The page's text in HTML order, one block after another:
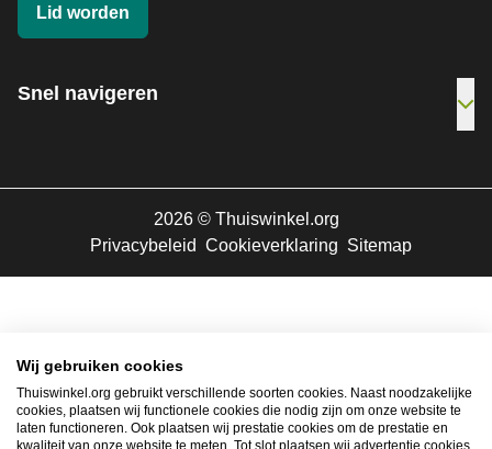
Lid worden
Snel navigeren
2026 ©Thuiswinkel.org
Privacybeleid Cookieverklaring Sitemap
Wij gebruiken cookies
Thuiswinkel.org gebruikt verschillende soorten cookies. Naast noodzakelijke
cookies, plaatsen wij functionele cookies die nodig zijn om onze website te
laten functioneren. Ook plaatsen wij prestatie cookies om de prestatie en
kwaliteit van onze website te meten. Tot slot plaatsen wij advertentie cookies